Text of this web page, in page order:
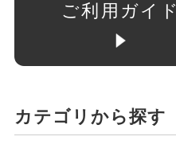
ご利用ガイド
カテゴリから探す